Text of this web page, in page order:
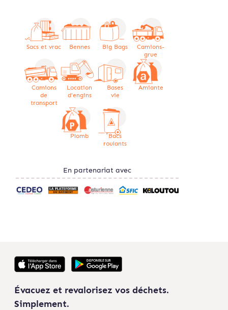
Sacs et vrac Bennes Big Bags
Camions-
grue
Camions
de
transport
Location
d'engins
Bases
vie
Amiante
Plomb
Bacs
roulants
En partenariat avec
Évacuez et revalorisez vos déchets.
Simplement.